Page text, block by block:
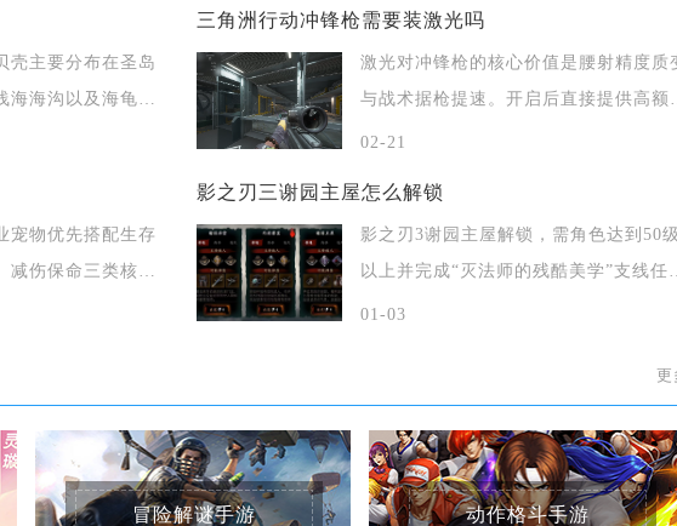
壳主要分布在圣岛
海海沟以及海龟巡
三角洲行动冲锋枪需要装激光吗
激光对冲锋枪的核心价值是腰射精度质
与战术据枪提速。开启后直接提供高额
射加成，
02-21
宠物优先搭配生存
减伤保命三类核心
影之刃三谢园主屋怎么解锁
影之刃3谢园主屋解锁，需角色达到50级
以上并完成“灭法师的残酷美学”支线任
务，获
01-03
更
冒险解谜手游 动作格斗手游